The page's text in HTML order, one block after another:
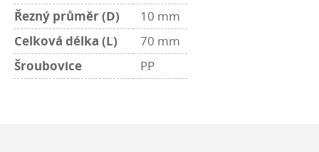
Řezný průměr (D)
10 mm
Celková délka (L)
70 mm
Šroubovice
PP